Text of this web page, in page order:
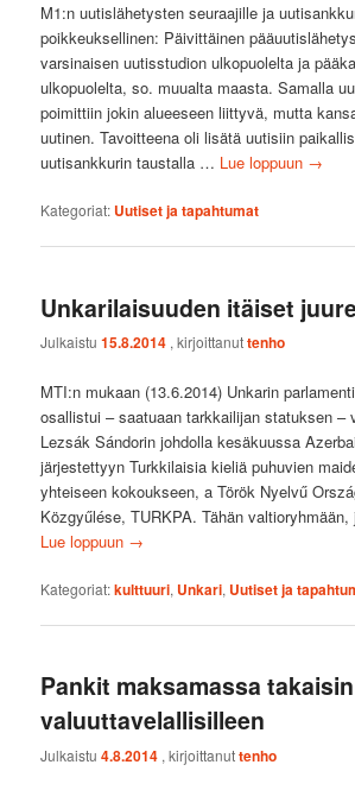
M1:n uutislähetysten seuraajille ja
poikkeuksellinen: Päivittäinen
varsinaisen uutisstudion ulkopuolelta ja
ulkopuolelta, so. muualta maasta. Samalla
poimittiin jokin alueeseen liittyvä, mutta
uutinen. Tavoitteena oli lisätä uutisiin
uutisankkurin taustalla … Lue loppuun →
Kategoriat: Uutiset ja tapahtumat
Unkarilaisuuden itäiset
Julkaistu15.8.2014 , kirjoittanuttenho
MTI:n mukaan (13.6.2014) Unkarin
osallistui – saatuaan tarkkailijan statuksen –
Lezsák Sándorin johdolla kesäkuussa
järjestettyyn Turkkilaisia kieliä puhuvien
yhteiseen kokoukseen, a Török Nyelvű
Közgyűlése, TURKPA. Tähän
Lue loppuun →
Kategoriat:kulttuuri, Unkari, Uutiset ja
Pankit maksamassa takaisin
valuuttavelallisilleen
Julkaistu4.8.2014 , kirjoittanuttenho